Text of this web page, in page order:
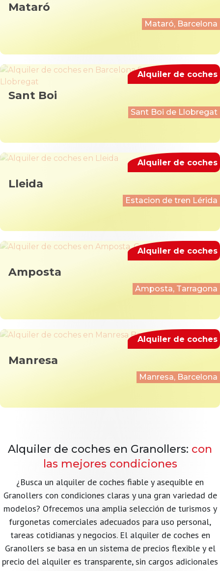
Mataró
Mataró, Barcelona
Sant Boi
Sant Boi de Llobregat
Alquiler de coches
Lleida
Estacion de tren Lérida
Alquiler de coches
Amposta
Amposta, Tarragona
Alquiler de coches
Manresa
Manresa, Barcelona
Alquiler de coches
Alquiler de coches en Granollers: con
las mejores condiciones
¿Busca un alquiler de coches fiable y asequible en
Granollers con condiciones claras y una gran variedad de
modelos? Ofrecemos una amplia selección de turismos y
furgonetas comerciales adecuados para uso personal,
tareas cotidianas y negocios. El alquiler de coches en
Granollers se basa en un sistema de precios flexible y el
precio del alquiler es transparente, sin cargos adicionales